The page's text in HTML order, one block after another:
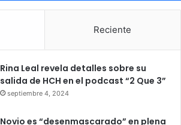
Reciente
Rina Leal revela detalles sobre su
salida de HCH en el podcast “2 Que 3”
septiembre 4, 2024
Novio es “desenmascarado” en plena